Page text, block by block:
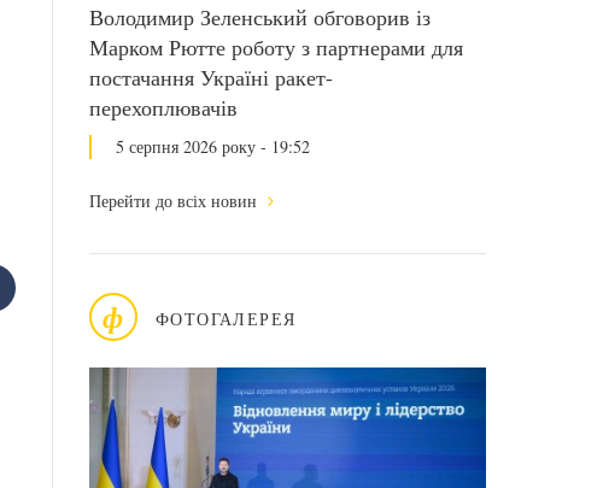
Володимир Зеленський обговорив із
Марком Рютте роботу з партнерами для
постачання Україні ракет-
перехоплювачів
5 серпня 2026 року - 19:52
Перейти до всіх новин
ф ФОТОГАЛЕРЕЯ